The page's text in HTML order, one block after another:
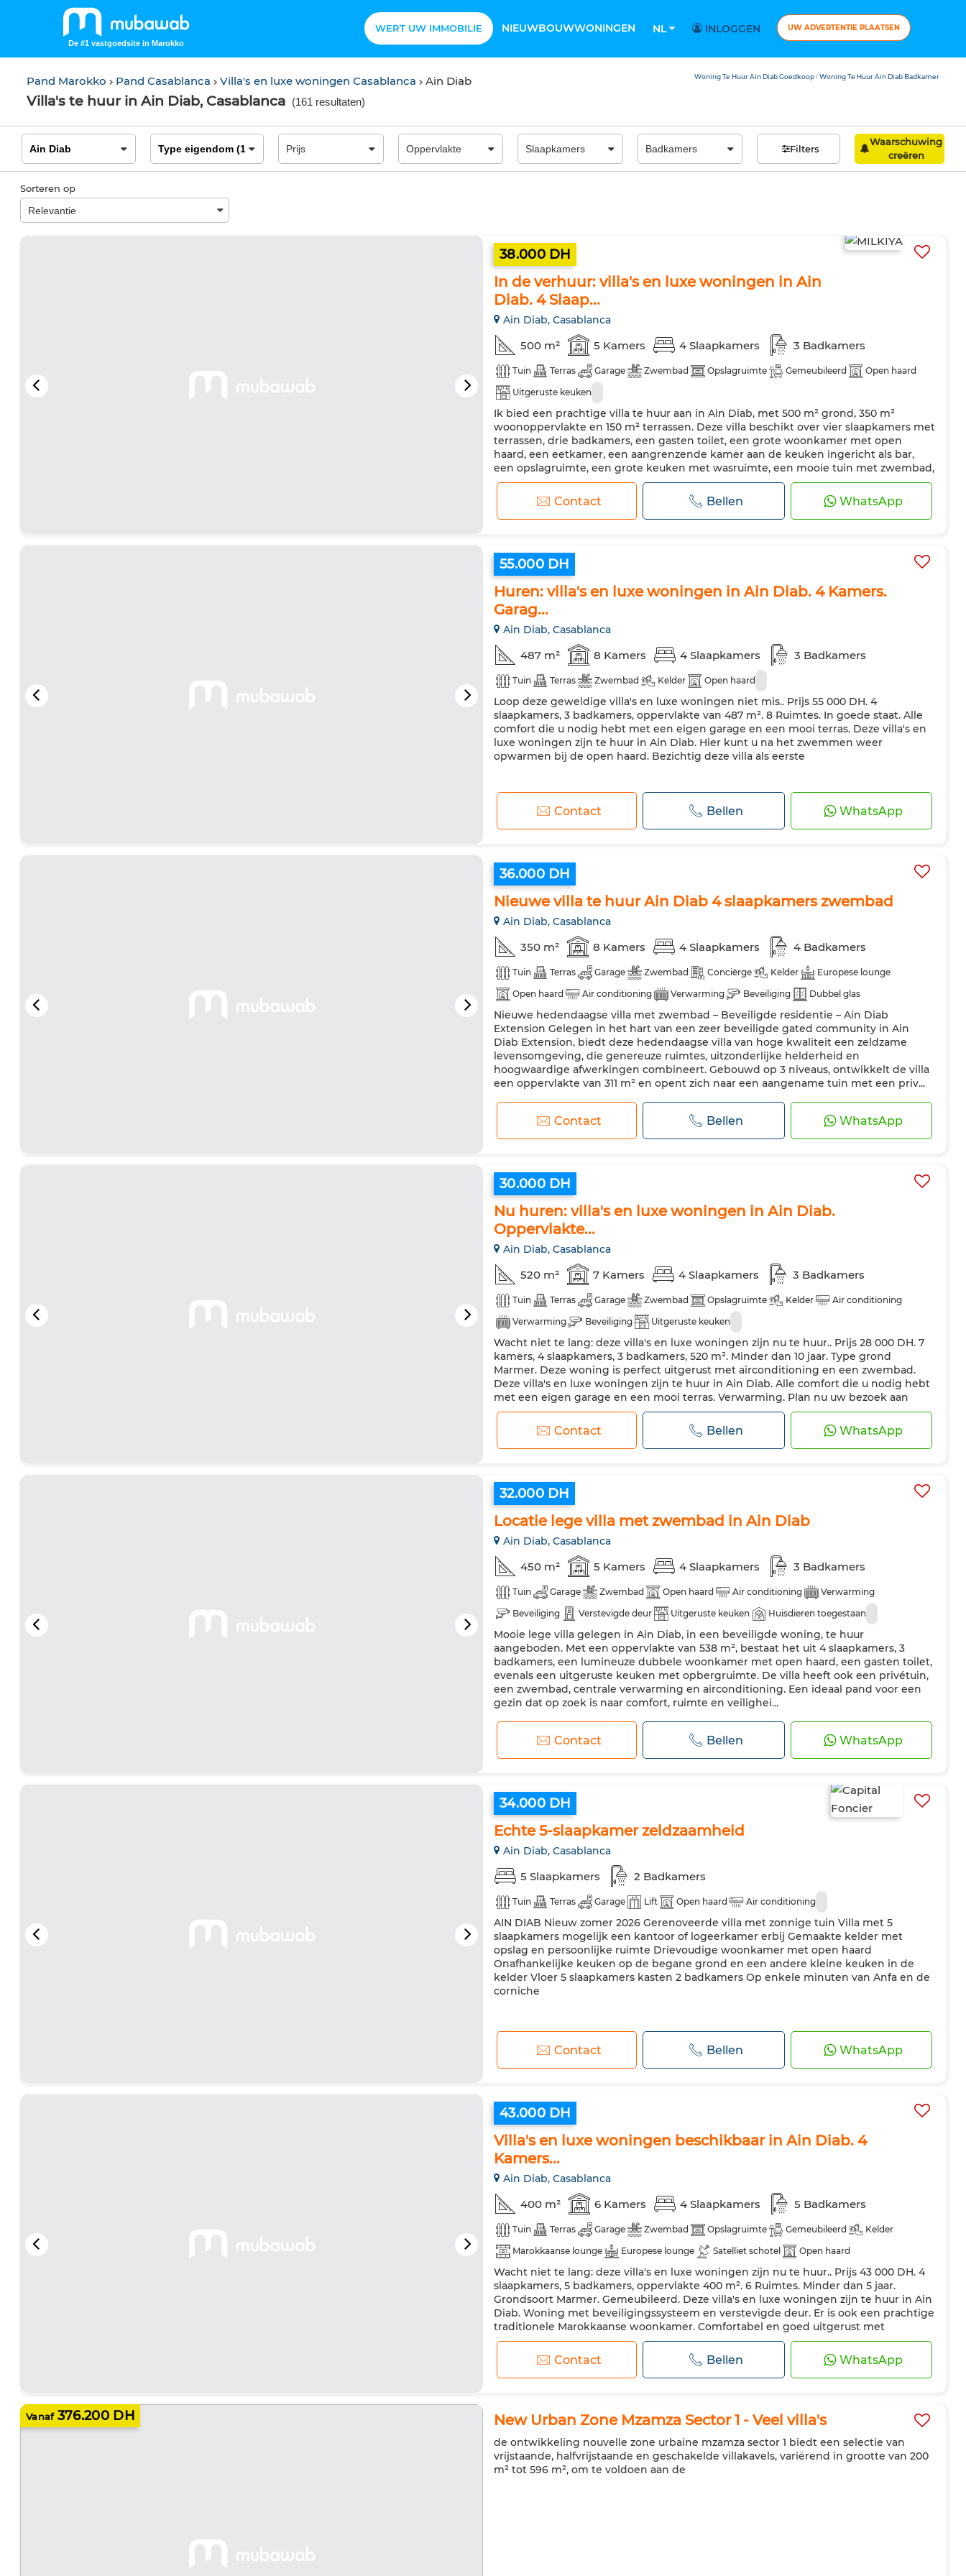
De #1 vastgoedsite in Marokko
WERT UW IMMOBILIE NIEUWBOUWWONINGEN NL INLOGGEN UW ADVERTENTIE PLAATSEN
Pand Marokko Pand Casablanca Villa's en luxe woningen Casablanca Ain Diab
Villa's te huur in Ain Diab, Casablanca (161 resultaten)
Woning Te Huur Ain Diab Goedkoop / Woning Te Huur Ain Diab Badkamer
Filters
Waarschuwing
creëren
Sorteren op
38.000 DH
In de verhuur: villa's en luxe woningen in Ain
Diab. 4 Slaap...
Ain Diab, Casablanca
500 m² 5 Kamers 4 Slaapkamers 3 Badkamers
Tuin Terras Garage Zwembad Opslagruimte Gemeubileerd
Open haard
Uitgeruste keuken
Ik bied een prachtige villa te huur aan in Ain Diab, met 500 m² grond, 350 m²
woonoppervlakte en 150 m² terrassen. Deze villa beschikt over vier slaapkamers met
terrassen, drie badkamers, een gasten toilet, een grote woonkamer met open
haard, een eetkamer, een aangrenzende kamer aan de keuken ingericht als bar,
een opslagruimte, een grote keuken met wasruimte, een mooie tuin met zwembad,
evenals een groot dakterras met barbecue. Twee parkeerplaat...
Contact Bellen WhatsApp
55.000 DH
Huren: villa's en luxe woningen in Ain Diab. 4 Kamers.
Garag...
Ain Diab, Casablanca
487 m² 8 Kamers 4 Slaapkamers 3 Badkamers
Tuin Terras Zwembad Kelder Open haard
Loop deze geweldige villa's en luxe woningen niet mis.. Prijs 55 000 DH. 4
slaapkamers, 3 badkamers, oppervlakte van 487 m². 8 Ruimtes. In goede staat. Alle
comfort die u nodig hebt met een eigen garage en een mooi terras. Deze villa's en
luxe woningen zijn te huur in Ain Diab. Hier kunt u na het zwemmen weer
opwarmen bij de open haard. Bezichtig deze villa als eerste
Contact Bellen WhatsApp
36.000 DH
Nieuwe villa te huur Ain Diab 4 slaapkamers zwembad
Ain Diab, Casablanca
350 m² 8 Kamers 4 Slaapkamers 4 Badkamers
Tuin Terras Garage Zwembad Conciërge Kelder
Europese lounge
Open haard
Air conditioning Verwarming Beveiliging
Dubbel glas
Verstevigde deur
Uitgeruste keuken
Nieuwe hedendaagse villa met zwembad – Beveiligde residentie – Ain Diab
Extension Gelegen in het hart van een zeer beveiligde gated community in Ain
Diab Extension, biedt deze hedendaagse villa van hoge kwaliteit een zeldzame
levensomgeving, die genereuze ruimtes, uitzonderlijke helderheid en
hoogwaardige afwerkingen combineert. Gebouwd op 3 niveaus, ontwikkelt de villa
een oppervlakte van 311 m² en opent zich naar een aangename tuin met een priv...
Contact Bellen WhatsApp
30.000 DH
Nu huren: villa's en luxe woningen in Ain Diab.
Oppervlakte...
Ain Diab, Casablanca
520 m² 7 Kamers 4 Slaapkamers 3 Badkamers
Tuin Terras Garage Zwembad Opslagruimte Kelder
Air conditioning
Verwarming
Beveiliging Uitgeruste keuken
Wacht niet te lang: deze villa's en luxe woningen zijn nu te huur.. Prijs 28 000 DH. 7
kamers, 4 slaapkamers, 3 badkamers, 520 m². Minder dan 10 jaar. Type grond
Marmer. Deze woning is perfect uitgerust met airconditioning en een zwembad.
Deze villa's en luxe woningen zijn te huur in Ain Diab. Alle comfort die u nodig hebt
met een eigen garage en een mooi terras. Verwarming. Plan nu uw bezoek aan
deze bijzondere villa. Ingerichte keuken. Be...
Contact Bellen WhatsApp
32.000 DH
Locatie lege villa met zwembad in Ain Diab
Ain Diab, Casablanca
450 m² 5 Kamers 4 Slaapkamers 3 Badkamers
Tuin Garage Zwembad Open haard Air conditioning
Verwarming
Beveiliging
Verstevigde deur Uitgeruste keuken Huisdieren toegestaan
Mooie lege villa gelegen in Ain Diab, in een beveiligde woning, te huur
aangeboden. Met een oppervlakte van 538 m², bestaat het uit 4 slaapkamers, 3
badkamers, een lumineuze dubbele woonkamer met open haard, een gasten toilet,
evenals een uitgeruste keuken met opbergruimte. De villa heeft ook een privétuin,
een zwembad, centrale verwarming en airconditioning. Een ideaal pand voor een
gezin dat op zoek is naar comfort, ruimte en veilighei...
Contact Bellen WhatsApp
34.000 DH
Echte 5-slaapkamer zeldzaamheid
Ain Diab, Casablanca
5 Slaapkamers 2 Badkamers
Tuin Terras Garage Lift Open haard Air conditioning
AIN DIAB Nieuw zomer 2026 Gerenoveerde villa met zonnige tuin Villa met 5
slaapkamers mogelijk een kantoor of logeerkamer erbij Gemaakte kelder met
opslag en persoonlijke ruimte Drievoudige woonkamer met open haard
Onafhankelijke keuken op de begane grond en een andere kleine keuken in de
kelder Vloer 5 slaapkamers kasten 2 badkamers Op enkele minuten van Anfa en de
corniche
Contact Bellen WhatsApp
43.000 DH
Villa's en luxe woningen beschikbaar in Ain Diab. 4
Kamers...
Ain Diab, Casablanca
400 m² 6 Kamers 4 Slaapkamers 5 Badkamers
Tuin Terras Garage Zwembad Opslagruimte Gemeubileerd
Kelder
Marokkaanse lounge
Europese lounge Satelliet schotel
Open haard
Air conditioning
Verwarming Beveiliging Dubbel glas
Verstevigde deur
Uitgeruste keuken
Koelkast Oven Vaatwasser Magnetron
Internet
Huisdieren toegestaan
Wacht niet te lang: deze villa's en luxe woningen zijn nu te huur.. Prijs 43 000 DH. 4
slaapkamers, 5 badkamers, oppervlakte 400 m². 6 Ruimtes. Minder dan 5 jaar.
Grondsoort Marmer. Gemeubileerd. Deze villa's en luxe woningen zijn te huur in Ain
Diab. Woning met beveiligingssysteem en verstevigde deur. Er is ook een prachtige
traditionele Marokkaanse woonkamer. Comfortabel en goed uitgerust met
zwembad, open haard en airconditioning. Plan n...
Contact Bellen WhatsApp
Vanaf 376.200 DH New Urban Zone Mzamza Sector 1 - Veel villa's
de ontwikkeling nouvelle zone urbaine mzamza sector 1 biedt een selectie van
vrijstaande, halfvrijstaande en geschakelde villakavels, variërend in grootte van 200
m² tot 596 m², om te voldoen aan de